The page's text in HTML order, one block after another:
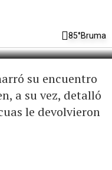
85°Bruma
su encuentro
a su vez, detalló
le devolvieron